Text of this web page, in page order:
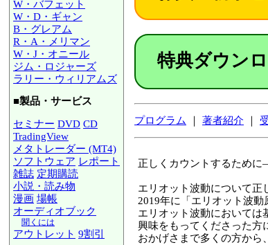
W・バフェット
W・D・ギャン
B・グレアム
R・A・メリマン
W・J・オニール
ジム・ロジャーズ
ラリー・ウィリアムズ
■製品・サービス
セミナー DVD CD
TradingView
メタトレーダー (MT4)
ソフトウェア レポート
雑誌 定期購読
小説・読み物
漫画 場帳
オーディオブック
聞くには
アウトレット 9割引
特典ダウン
プログラム 著者紹介
正しくカウントするため
エリオット波動について正
2019年に「エリオット波
エリオット波動においては
興味をもってくださった方
おかげさまで多くの方から